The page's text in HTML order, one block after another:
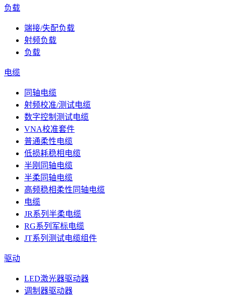
负载
端接/失配负载
射频负载
负载
电缆
同轴电缆
射频校准/测试电缆
数字控制测试电缆
VNA校准套件
普通柔性电缆
低损耗稳相电缆
半刚同轴电缆
半柔同轴电缆
高频稳相柔性同轴电缆
电缆
JR系列半柔电缆
RG系列军标电缆
JT系列测试电缆组件
驱动
LED激光器驱动器
调制器驱动器